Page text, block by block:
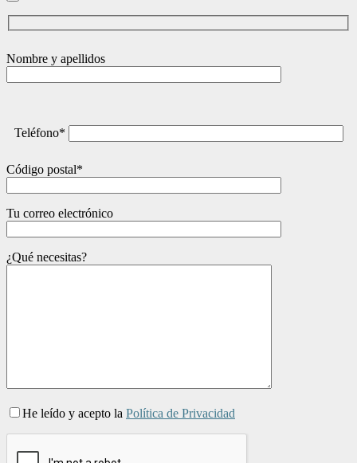
Nombre y apellidos
Teléfono*
Código postal*
Tu correo electrónico
¿Qué necesitas?
He leído y acepto la Política de Privacidad